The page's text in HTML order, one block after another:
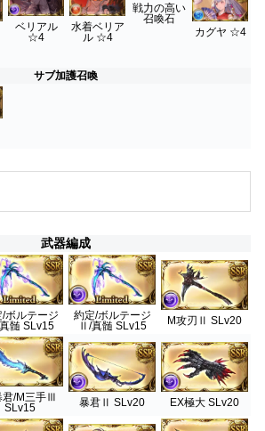
ベリアル
☆4
水着ベリア
ル ☆4
戦力の高い
召喚石
カグヤ ☆4
サブ加護召喚
武器編成
/ボルテージ
髄 SLv15
約定/ボルテージ
Ⅱ/真髄 SLv15
M攻刃Ⅱ SLv20
君/M三手Ⅲ
SLv15
暴君Ⅱ SLv20 EX極大 SLv20